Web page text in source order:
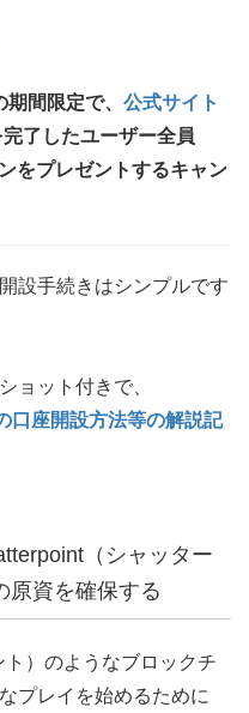
間限定で、 公式サイト
了したユーザー全員
をプレゼントするキャン
設手続きはシンプルです
ョット付きで、
口座開設方法等の解説記
（シャッター
原資を確保する
）のようなブロックチ
プレイを始めるために